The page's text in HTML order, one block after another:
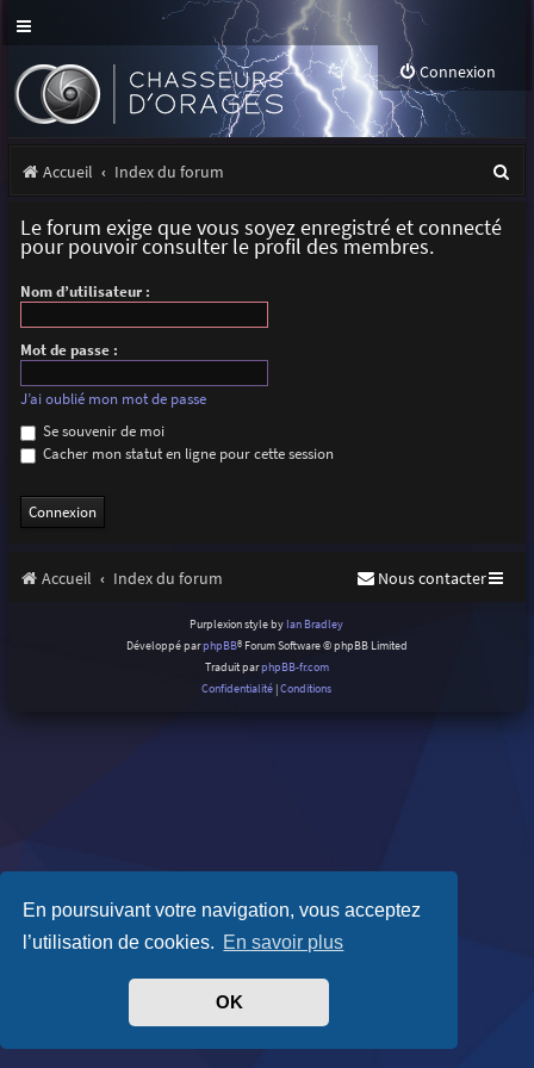
En poursuivant votre navigation, vous acceptez
l’utilisation de cookies. En savoir plus
OK
Connexion
Accueil Index du forum
Le forum exige que vous soyez enregistré et connecté
pour pouvoir consulter le profil des membres.
Nom d’utilisateur :
Mot de passe :
J’ai oublié mon mot de passe
Se souvenir de moi
Cacher mon statut en ligne pour cette session
Accueil Index du forum Nous contacter
Purplexion style by Ian Bradley
Développé parphpBB® Forum Software © phpBB Limited
Traduit parphpBB-fr.com
Confidentialité |Conditions